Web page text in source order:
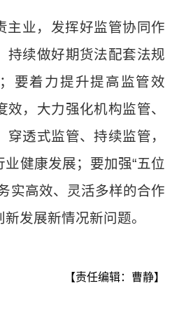
主业，发挥好监管协同作
持续做好期货法配套法规
要着力提升提高监管效
，大力强化机构监管、
透式监管、持续监管，
健康发展；要加强“五位
实高效、灵活多样的合作
发展新情况新问题。
【责任编辑：曹静】